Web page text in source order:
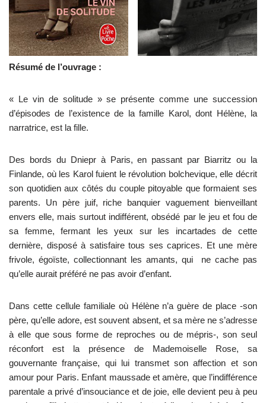
Résumé de l’ouvrage :
« Le vin de solitude » se présente comme une succession
d’épisodes de l’existence de la famille Karol, dont Hélène, la
narratrice, est la fille.
Des bords du Dniepr à Paris, en passant par Biarritz ou la
Finlande, où les Karol fuient le révolution bolchevique, elle décrit
son quotidien aux côtés du couple pitoyable que formaient ses
parents. Un père juif, riche banquier vaguement bienveillant
envers elle, mais surtout indifférent, obsédé par le jeu et fou de
sa femme, fermant les yeux sur les incartades de cette
dernière, disposé à satisfaire tous ses caprices. Et une mère
frivole, égoïste, collectionnant les amants, qui ne cache pas
qu’elle aurait préféré ne pas avoir d’enfant.
Dans cette cellule familiale où Hélène n’a guère de place -son
père, qu’elle adore, est souvent absent, et sa mère ne s’adresse
à elle que sous forme de reproches ou de mépris-, son seul
réconfort est la présence de Mademoiselle Rose, sa
gouvernante française, qui lui transmet son affection et son
amour pour Paris. Enfant maussade et amère, que l’indifférence
parentale a privé d’insouciance et de joie, elle devient peu à peu